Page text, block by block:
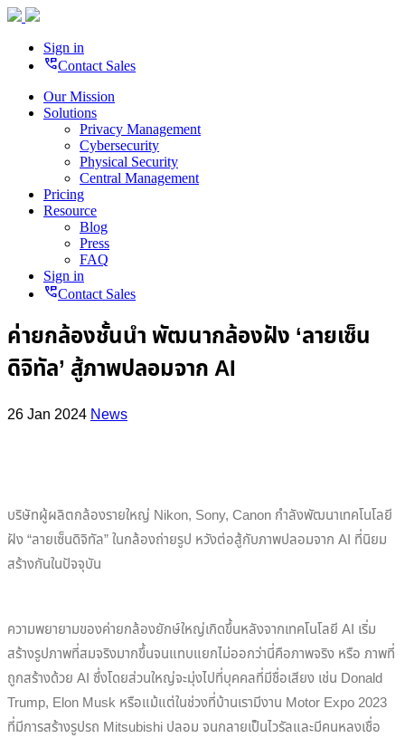
Sign in
perm_phone_msgContact Sales
Our Mission
Solutions
Privacy Management
Cybersecurity
Physical Security
Central Management
Pricing
Resource
Blog
Press
FAQ
Sign in
perm_phone_msgContact Sales
ค่ายกล้องชั้นนำ พัฒนากล้องฝัง ‘ลายเซ็น
ดิจิทัล’ สู้ภาพปลอมจาก AI
26 Jan 2024News
บริษัทผู้ผลิตกล้องรายใหญ่ Nikon, Sony, Canon กำลังพัฒนาเทคโนโลยี
ฝัง “ลายเซ็นดิจิทัล” ในกล้องถ่ายรูป หวังต่อสู้กับภาพปลอมจาก AI ที่นิยม
สร้างกันในปัจจุบัน
ความพยายามของค่ายกล้องยักษ์ใหญ่เกิดขึ้นหลังจากเทคโนโลยี AI เริ่ม
สร้างรูปภาพที่สมจริงมากขึ้นจนแทบแยกไม่ออกว่านี่คือภาพจริง หรือ ภาพที่
ถูกสร้างด้วย AI ซึ่งโดยส่วนใหญ่จะมุ่งไปที่บุคคลที่มีชื่อเสียง เช่น Donald
Trump, Elon Musk หรือแม้แต่ในช่วงที่บ้านเรามีงาน Motor Expo 2023
ที่มีการสร้างรูปรถ Mitsubishi ปลอม จนกลายเป็นไวรัลและมีคนหลงเชื่อ